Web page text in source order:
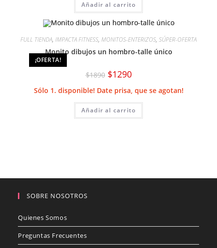
Añadir al carrito
¡OFERTA!
FULL TIENDA, IMPACTA FITNESS, MONITOS-ENTERIZOS, SÚPER-OFERTA
Monito dibujos un hombro-talle único
$1890 El
precio
original
era:
$1290El
precio
es:
Sólo 1. disponible! Date prisa, que se agotan!
Añadir al carrito
SOBRE NOSOTROS
Quienes Somos
Preguntas Frecuentes